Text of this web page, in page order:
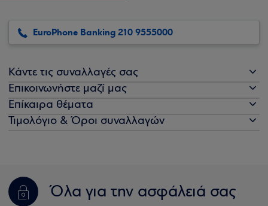
EuroPhone Banking 210 9555000
Κάντε τις συναλλαγές σας
Επικοινωνήστε μαζί μας
Επίκαιρα θέματα
Τιμολόγιο & Όροι συναλλαγών
Όλα για την ασφάλειά σας